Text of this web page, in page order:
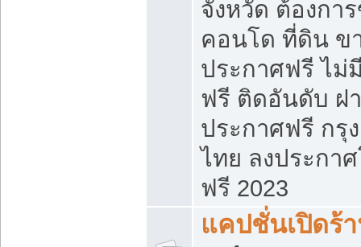
จังหวัด ต้องกา
คอนโด ที่ดิน ข
ประกาศฟรี ไม่
ฟรี ติดอันดับ ฝ
ประกาศฟรี กรุ
ไทย ลงประกา
ฟรี 2023
แคปชั่นเปิดร้